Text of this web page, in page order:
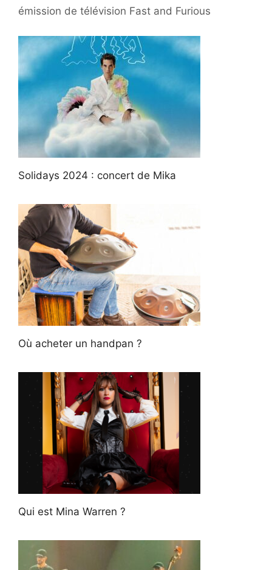
émission de télévision Fast and Furious
Solidays 2024 : concert de Mika
Où acheter un handpan ?
Qui est Mina Warren ?